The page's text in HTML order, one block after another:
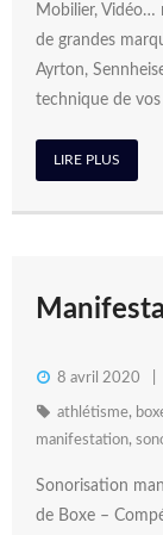
Mobilier, Vidéo…
de grandes
Ayrton,
technique de
LIRE PLUS
8 avril 2020
athlétisme,
manifestation,
Sonorisation
de Boxe –